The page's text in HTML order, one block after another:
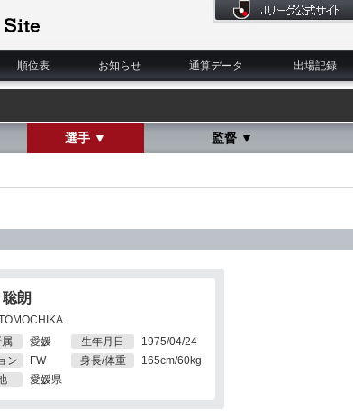
順位表 お知らせ 通算データ 出場記録
選手 ▼ 監督 ▼
朗
愛媛
ン
FW
愛媛県
生年月日
1975/04/24
身長/体重
165cm/60kg